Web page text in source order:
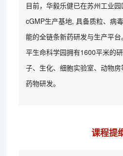
目前，华毅乐健已在苏州工业
cGMP生产基地, 具备质粒、病
能的全链条新药研发与生产平
平生命科学园拥有1600平米的
子、生化、细胞实验室、动物
药物研发。
课程提